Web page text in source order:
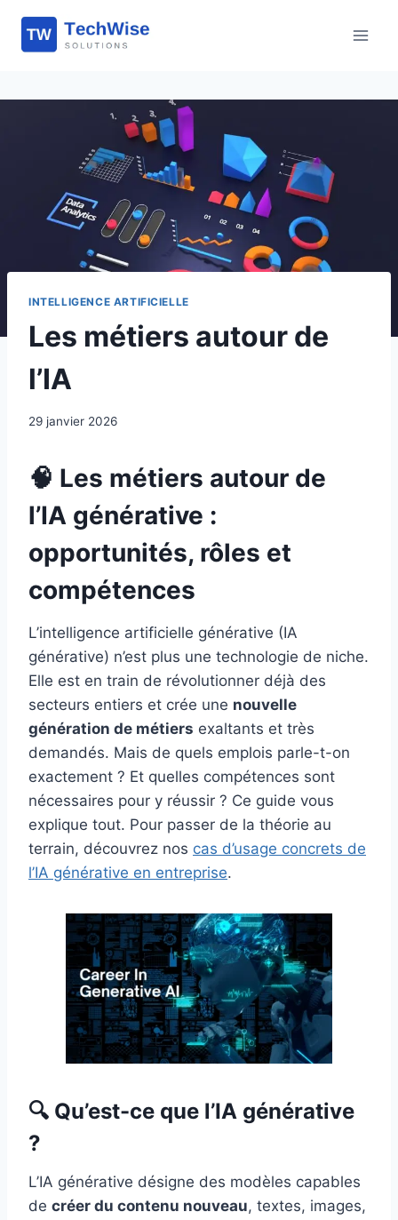
INTELLIGENCE ARTIFICIELLE
Les métiers autour de
l’IA
29 janvier 2026
🧠 Les métiers autour de
l’IA générative :
opportunités, rôles et
compétences
L’intelligence artificielle générative (IA
générative) n’est plus une technologie de niche.
Elle est en train de révolutionner déjà des
secteurs entiers et crée une nouvelle
génération de métiers exaltants et très
demandés. Mais de quels emplois parle-t-on
exactement ? Et quelles compétences sont
nécessaires pour y réussir ? Ce guide vous
explique tout. Pour passer de la théorie au
terrain, découvrez nos cas d’usage concrets de
l’IA générative en entreprise.
🔍 Qu’est-ce que l’IA générative
?
L’IA générative désigne des modèles capables
de créer du contenu nouveau, textes, images,